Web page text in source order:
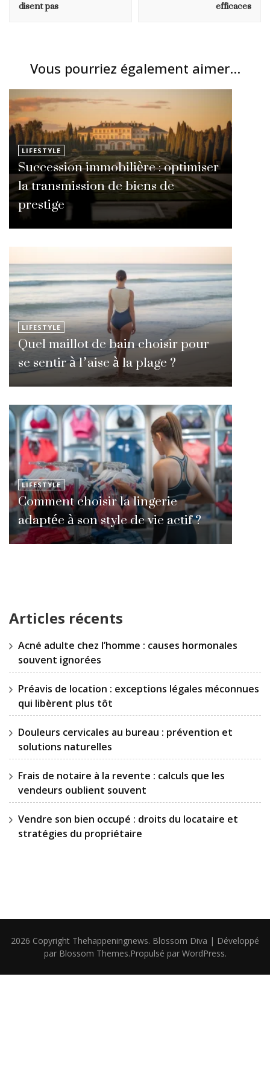
disent pas efficaces
Vous pourriez également aimer...
LIFESTYLE
Succession immobilière : optimiser
la transmission de biens de
prestige
LIFESTYLE
Quel maillot de bain choisir pour
se sentir à l’aise à la plage ?
LIFESTYLE
Comment choisir la lingerie
adaptée à son style de vie actif ?
Articles récents
Acné adulte chez l’homme : causes hormonales
souvent ignorées
Préavis de location : exceptions légales méconnues
qui libèrent plus tôt
Douleurs cervicales au bureau : prévention et
solutions naturelles
Frais de notaire à la revente : calculs que les
vendeurs oublient souvent
Vendre son bien occupé : droits du locataire et
stratégies du propriétaire
2026 Copyright Thehappeningnews. Blossom Diva | Développé
par Blossom Themes.Propulsé par WordPress.